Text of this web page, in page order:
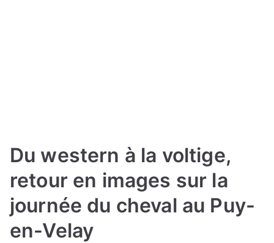
Du western à la voltige,
retour en images sur la
journée du cheval au Puy-
en-Velay